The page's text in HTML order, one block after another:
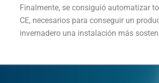
Finalmente, se consiguió automatizar
CE, necesarios para conseguir un
invernadero una instalación más